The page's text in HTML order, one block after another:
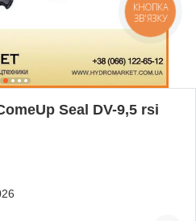
Seal DV-9,5 rsi
КНОПКА
ЗВ'ЯЗКУ